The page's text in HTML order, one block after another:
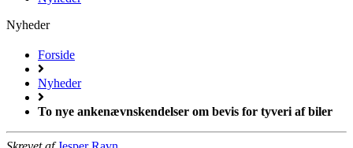
Nyheder
Forside
Nyheder
To nye ankenævnskendelser om bevis for tyveri af biler